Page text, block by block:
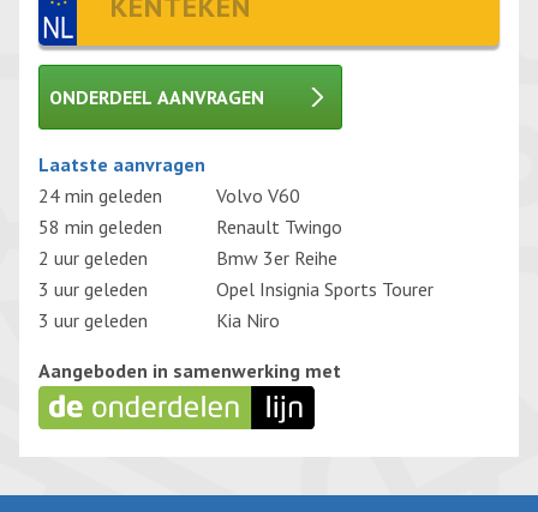
ONDERDEEL AANVRAGEN
Gelieve dit veld leeg te laten.
Laatste aanvragen
24 min geleden
Volvo V60
58 min geleden
Renault Twingo
2 uur geleden
Bmw 3er Reihe
3 uur geleden
Opel Insignia Sports Tourer
3 uur geleden
Kia Niro
Aangeboden in samenwerking met